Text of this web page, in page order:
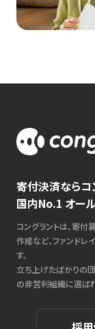
寄付決済ならコ
国内No.1 オー
コングラントは、寄
作成など、ファンド
す。
立ち上げたばかりの
の非営利組織に選ば